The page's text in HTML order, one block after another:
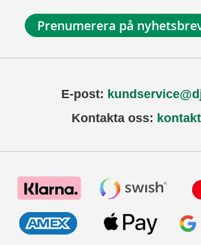
Prenumerera på
E-post:
Kontakta oss: